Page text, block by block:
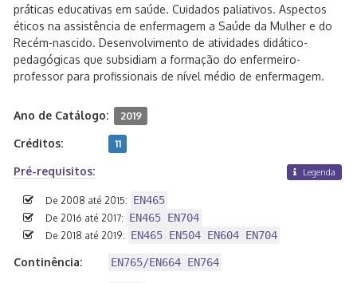
práticas educativas em saúde. Cuidados paliativos. Aspectos
éticos na assistência de enfermagem a Saúde da Mulher e do
Recém-nascido. Desenvolvimento de atividades didático-
pedagógicas que subsidiam a formação do enfermeiro-
professor para profissionais de nível médio de enfermagem.
Ano de Catálogo: 2019
Créditos: 11
Pré-requisitos: Legenda
De 2008 até 2015: EN465
De 2016 até 2017: EN465 EN704
De 2018 até 2019: EN465 EN504 EN604 EN704
Continência: EN765/EN664 EN764